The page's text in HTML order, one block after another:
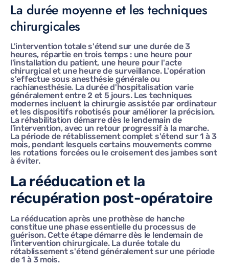
La durée moyenne et les techniques
chirurgicales
L'intervention totale s'étend sur une durée de 3
heures, répartie en trois temps : une heure pour
l'installation du patient, une heure pour l'acte
chirurgical et une heure de surveillance. L'opération
s'effectue sous anesthésie générale ou
rachianesthésie. La durée d'hospitalisation varie
généralement entre 2 et 5 jours. Les techniques
modernes incluent la chirurgie assistée par ordinateur
et les dispositifs robotisés pour améliorer la précision.
La réhabilitation démarre dès le lendemain de
l'intervention, avec un retour progressif à la marche.
La période de rétablissement complet s'étend sur 1 à 3
mois, pendant lesquels certains mouvements comme
les rotations forcées ou le croisement des jambes sont
à éviter.
La rééducation et la
récupération post-opératoire
La rééducation après une prothèse de hanche
constitue une phase essentielle du processus de
guérison. Cette étape démarre dès le lendemain de
l'intervention chirurgicale. La durée totale du
rétablissement s'étend généralement sur une période
de 1 à 3 mois.